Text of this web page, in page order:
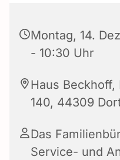
Montag, 14.
- 10:30 Uhr
Haus
140, 44309
Das
Service- und